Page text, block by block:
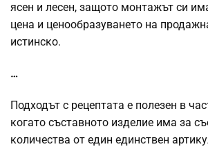
ясен и лесен, защото монтажът си
цена и ценообразуването на
истинско.
…
Подходът с рецептата е полезен в
когато съставното изделие има за
количества от един единствен